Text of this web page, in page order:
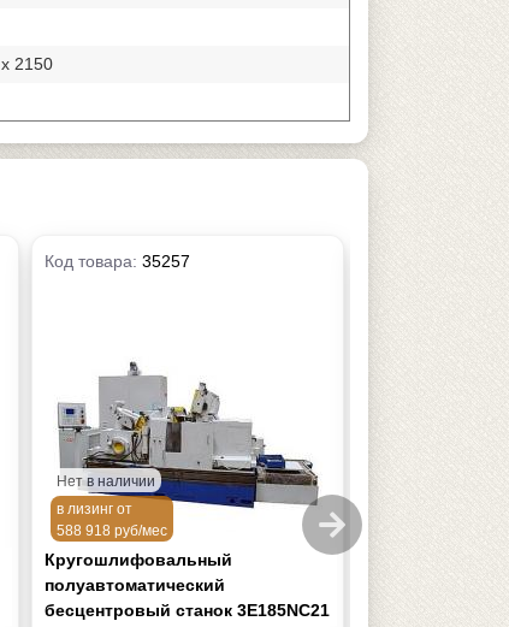
2150
Код товара: 35257
Нет в наличии
в лизинг от
588 918 руб/мес
Кругошлифовальный
полуавтоматический
бесцентровый станок 3Е185NC21
Код товара:
Нет в наличии
503 601 руб/мес
бесцентровый